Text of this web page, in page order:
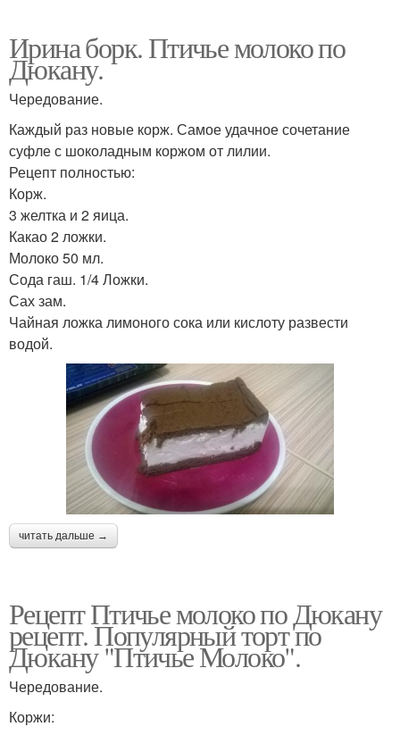
Ирина борк. Птичье молоко по
Дюкану.
Чередование.
Каждый раз новые корж. Самое удачное сочетание
суфле с шоколадным коржом от лилии.
Рецепт полностью:
Корж.
3 желтка и 2 яица.
Какао 2 ложки.
Молоко 50 мл.
Сода гаш. 1/4 Ложки.
Сах зам.
Чайная ложка лимоного сока или кислоту развести
водой.
читать дальше →
Рецепт Птичье молоко по Дюкану
рецепт. Популярный торт по
Дюкану "Птичье Молоко".
Чередование.
Коржи: